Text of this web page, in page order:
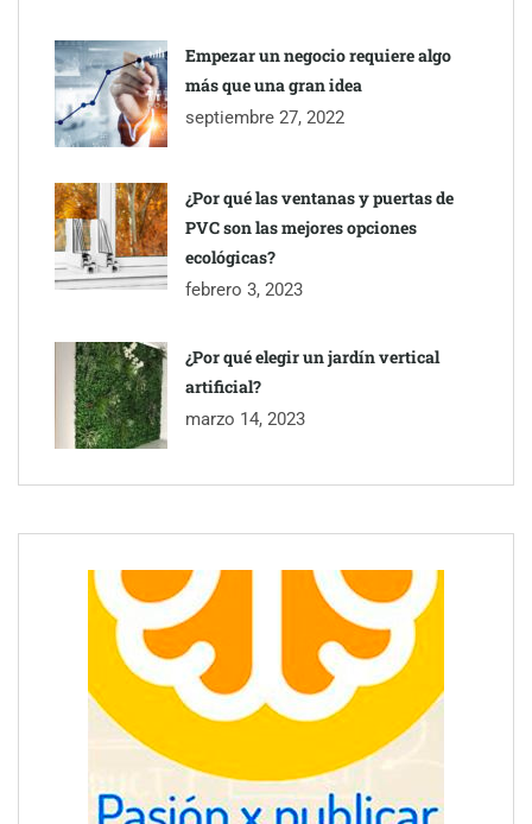
Empezar un negocio requiere algo
más que una gran idea
septiembre 27, 2022
¿Por qué las ventanas y puertas de
PVC son las mejores opciones
ecológicas?
febrero 3, 2023
¿Por qué elegir un jardín vertical
artificial?
marzo 14, 2023